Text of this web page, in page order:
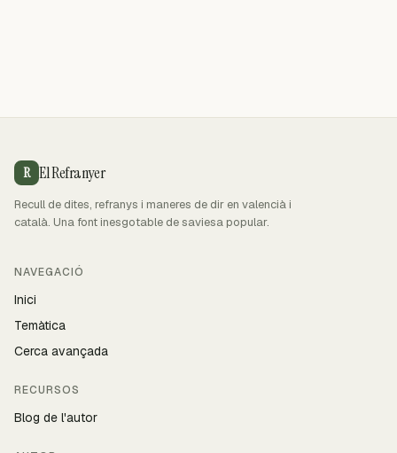
R El Refranyer
Recull de dites, refranys i maneres de dir en valencià i
català. Una font inesgotable de saviesa popular.
NAVEGACIÓ
Inici
Temàtica
Cerca avançada
RECURSOS
Blog de l'autor